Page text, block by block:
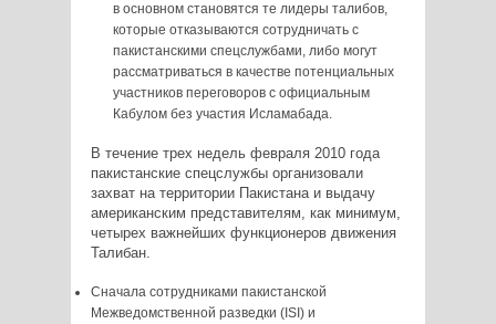
в основном становятся те лидеры талибов,
которые отказываются сотрудничать с
пакистанскими спецслужбами, либо могут
рассматриваться в качестве потенциальных
участников переговоров с официальным
Кабулом без участия Исламабада.
В течение трех недель февраля 2010 года
пакистанские спецслужбы организовали
захват на территории Пакистана и выдачу
американским представителям, как минимум,
четырех важнейших функционеров движения
Талибан.
Сначала сотрудниками пакистанской
Межведомственной разведки (ISI) и